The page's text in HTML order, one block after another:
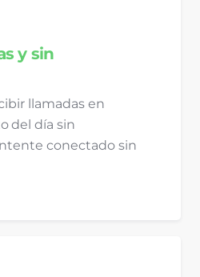
y sin
llamadas en
del día sin
conectado sin